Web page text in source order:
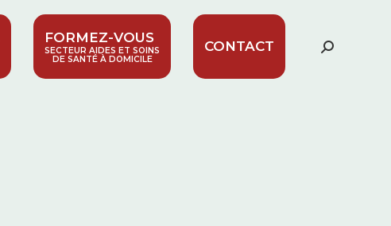
FORMEZ-VOUS
SECTEUR AIDES ET SOINS
DE SANTÉ À DOMICILE
CONTACT